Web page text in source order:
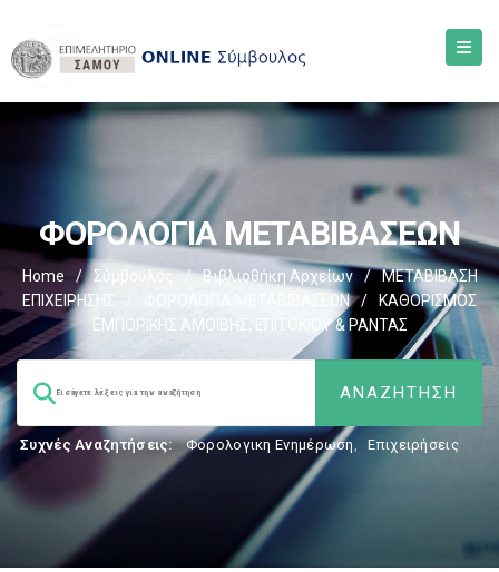
ΦΟΡΟΛΟΓΙΑ ΜΕΤΑΒΙΒΑΣΕΩΝ
Home / Σύμβουλος / Βιβλιοθήκη Αρχείων /
ΜΕΤΑΒΙΒΑΣΗ
ΕΠΙΧΕIΡΗΣΗΣ
ΦΟΡΟΛΟΓΙΑ ΜΕΤΑΒΙΒΑΣΕΩΝ /
ΚΑΘΟΡΙΣΜΟΣ
ΕΜΠΟΡΙΚΗΣ ΑΜΟΙΒΗΣ, ΕΠΙΤΟΚΙΟΥ & ΡΑΝΤΑΣ
Συχνές Αναζητήσεις: Φορολογικη Ενημέρωση, Επιχειρήσεις